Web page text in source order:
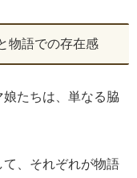
物語での存在感
娘たちは、単なる脇
て、それぞれが物語